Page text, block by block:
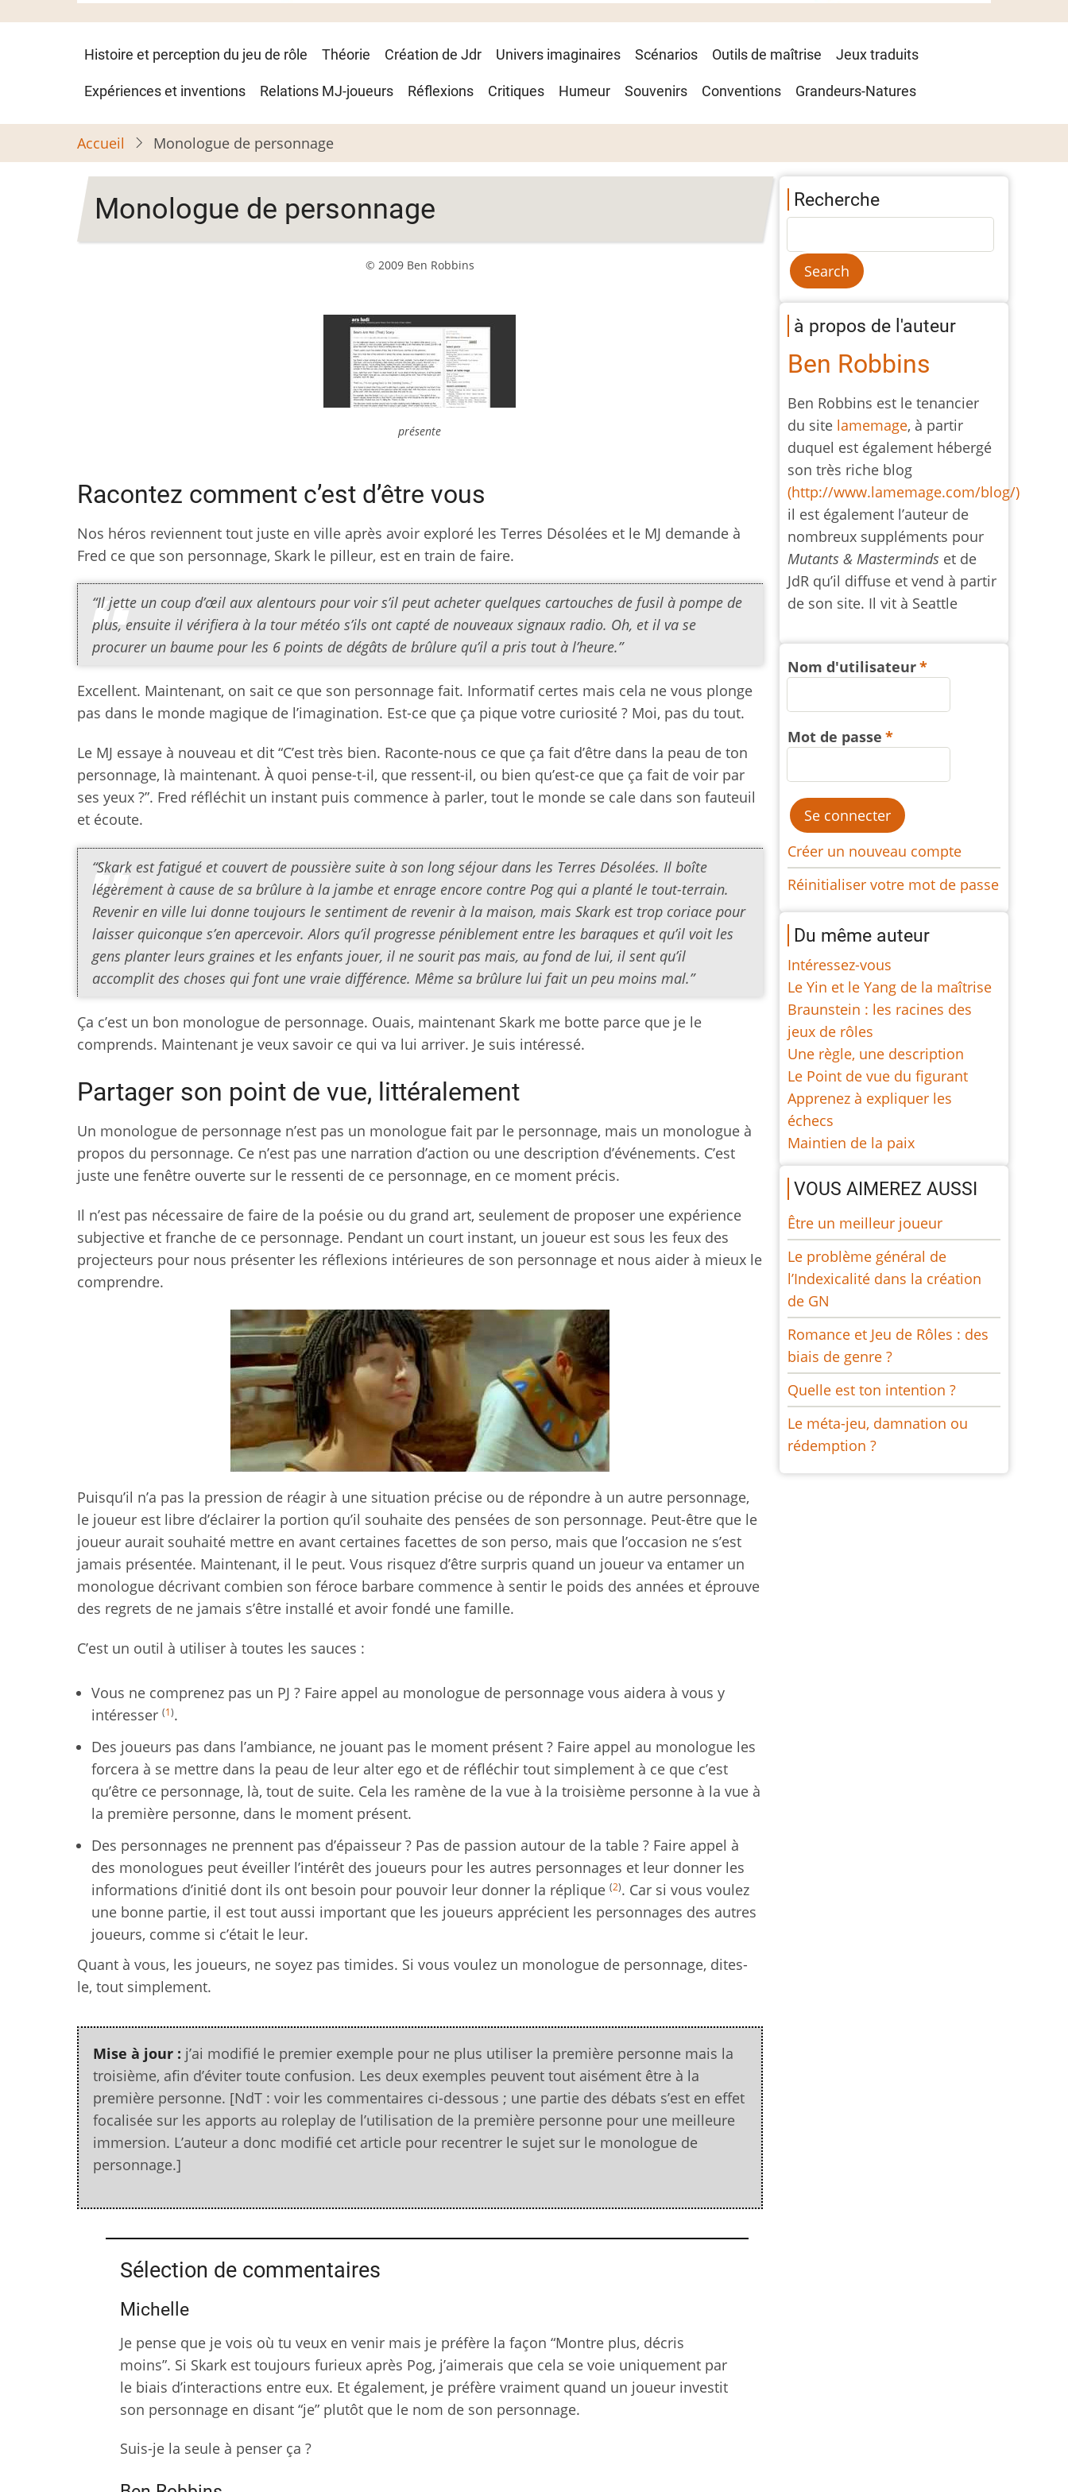
Navigation
principale
Histoire et perception du jeu de rôle Théorie Création de Jdr Univers imaginaires Scénarios Outils de maîtrise Jeux traduits
Expériences et inventions Relations MJ-joueurs Réflexions Critiques Humeur Souvenirs Conventions Grandeurs-Natures
Accueil Monologue de personnage
Monologue de personnage
© 2009 Ben Robbins
présente
Racontez comment c’est d’être vous
Nos héros reviennent tout juste en ville après avoir exploré les Terres Désolées et le MJ demande à
Fred ce que son personnage, Skark le pilleur, est en train de faire.
“Il jette un coup d’œil aux alentours pour voir s’il peut acheter quelques cartouches de fusil à pompe de
plus, ensuite il vérifiera à la tour météo s’ils ont capté de nouveaux signaux radio. Oh, et il va se
procurer un baume pour les 6 points de dégâts de brûlure qu’il a pris tout à l’heure.”
Excellent. Maintenant, on sait ce que son personnage fait. Informatif certes mais cela ne vous plonge
pas dans le monde magique de l’imagination. Est-ce que ça pique votre curiosité ? Moi, pas du tout.
Le MJ essaye à nouveau et dit “C’est très bien. Raconte-nous ce que ça fait d’être dans la peau de ton
personnage, là maintenant. À quoi pense-t-il, que ressent-il, ou bien qu’est-ce que ça fait de voir par
ses yeux ?”. Fred réfléchit un instant puis commence à parler, tout le monde se cale dans son fauteuil
et écoute.
“Skark est fatigué et couvert de poussière suite à son long séjour dans les Terres Désolées. Il boîte
légèrement à cause de sa brûlure à la jambe et enrage encore contre Pog qui a planté le tout-terrain.
Revenir en ville lui donne toujours le sentiment de revenir à la maison, mais Skark est trop coriace pour
laisser quiconque s’en apercevoir. Alors qu’il progresse péniblement entre les baraques et qu’il voit les
gens planter leurs graines et les enfants jouer, il ne sourit pas mais, au fond de lui, il sent qu’il
accomplit des choses qui font une vraie différence. Même sa brûlure lui fait un peu moins mal.”
Ça c’est un bon monologue de personnage. Ouais, maintenant Skark me botte parce que je le
comprends. Maintenant je veux savoir ce qui va lui arriver. Je suis intéressé.
Partager son point de vue, littéralement
Un monologue de personnage n’est pas un monologue fait par le personnage, mais un monologue à
propos du personnage. Ce n’est pas une narration d’action ou une description d’événements. C’est
juste une fenêtre ouverte sur le ressenti de ce personnage, en ce moment précis.
Il n’est pas nécessaire de faire de la poésie ou du grand art, seulement de proposer une expérience
subjective et franche de ce personnage. Pendant un court instant, un joueur est sous les feux des
projecteurs pour nous présenter les réflexions intérieures de son personnage et nous aider à mieux le
comprendre.
Puisqu’il n’a pas la pression de réagir à une situation précise ou de répondre à un autre personnage,
le joueur est libre d’éclairer la portion qu’il souhaite des pensées de son personnage. Peut-être que le
joueur aurait souhaité mettre en avant certaines facettes de son perso, mais que l’occasion ne s’est
jamais présentée. Maintenant, il le peut. Vous risquez d’être surpris quand un joueur va entamer un
monologue décrivant combien son féroce barbare commence à sentir le poids des années et éprouve
des regrets de ne jamais s’être installé et avoir fondé une famille.
C’est un outil à utiliser à toutes les sauces :
Vous ne comprenez pas un PJ ? Faire appel au monologue de personnage vous aidera à vous y
intéresser (1).
Des joueurs pas dans l’ambiance, ne jouant pas le moment présent ? Faire appel au monologue les
forcera à se mettre dans la peau de leur alter ego et de réfléchir tout simplement à ce que c’est
qu’être ce personnage, là, tout de suite. Cela les ramène de la vue à la troisième personne à la vue à
la première personne, dans le moment présent.
Des personnages ne prennent pas d’épaisseur ? Pas de passion autour de la table ? Faire appel à
des monologues peut éveiller l’intérêt des joueurs pour les autres personnages et leur donner les
informations d’initié dont ils ont besoin pour pouvoir leur donner la réplique (2). Car si vous voulez
une bonne partie, il est tout aussi important que les joueurs apprécient les personnages des autres
joueurs, comme si c’était le leur.
Quant à vous, les joueurs, ne soyez pas timides. Si vous voulez un monologue de personnage, dites-
le, tout simplement.
Mise à jour : j’ai modifié le premier exemple pour ne plus utiliser la première personne mais la
troisième, afin d’éviter toute confusion. Les deux exemples peuvent tout aisément être à la
première personne. [NdT : voir les commentaires ci-dessous ; une partie des débats s’est en effet
focalisée sur les apports au roleplay de l’utilisation de la première personne pour une meilleure
immersion. L’auteur a donc modifié cet article pour recentrer le sujet sur le monologue de
personnage.]
Sélection de commentaires
Michelle
Je pense que je vois où tu veux en venir mais je préfère la façon “Montre plus, décris
moins”. Si Skark est toujours furieux après Pog, j’aimerais que cela se voie uniquement par
le biais d’interactions entre eux. Et également, je préfère vraiment quand un joueur investit
son personnage en disant “je” plutôt que le nom de son personnage.
Suis-je la seule à penser ça ?
Recherche
à propos de l'auteur
Ben Robbins
Ben Robbins est le tenancier
du site lamemage, à partir
duquel est également hébergé
son très riche blog
(http://www.lamemage.com/blog/)
il est également l’auteur de
nombreux suppléments pour
Mutants & Masterminds et de
JdR qu’il diffuse et vend à partir
de son site. Il vit à Seattle
Nom d'utilisateur
Mot de passe
Créer un nouveau compte
Réinitialiser votre mot de passe
Du même auteur
Intéressez-vous
Le Yin et le Yang de la maîtrise
Braunstein : les racines des
jeux de rôles
Une règle, une description
Le Point de vue du figurant
Apprenez à expliquer les
échecs
Maintien de la paix
VOUS AIMEREZ AUSSI
Être un meilleur joueur
Le problème général de
l’Indexicalité dans la création
de GN
Romance et Jeu de Rôles : des
biais de genre ?
Quelle est ton intention ?
Le méta-jeu, damnation ou
rédemption ?